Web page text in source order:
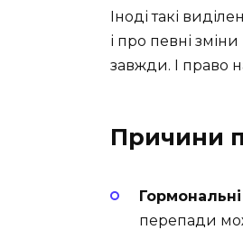
Іноді такі
і про певні
завжди. І право
Причини
перепади